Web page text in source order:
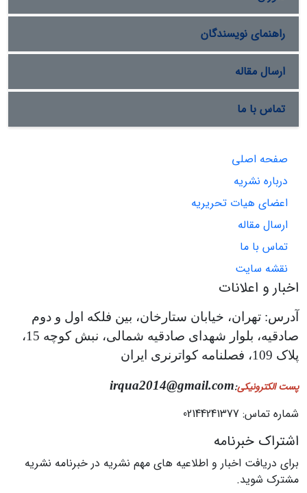
راهنمای نویسندگان
ارسال مقاله
تماس با ما
صفحه اصلی
درباره نشریه
اعضای هیات تحریریه
ارسال مقاله
تماس با ما
نقشه سایت
اخبار و اعلانات
آدرس: تهران، خیابان ستارخان، بین فلکه اول و دوم
صادقیه، بلوار شهدای صادقیه شمالی، نبش کوچه 15،
پلاک 109، فصلنامه کواترنری ایران
پست الکترونیکی:
irqua2014@gmail.com
شماره تماس: 02144241377
اشتراک خبرنامه
برای دریافت اخبار و اطلاعیه های مهم نشریه در خبرنامه نشریه
مشترک شوید.